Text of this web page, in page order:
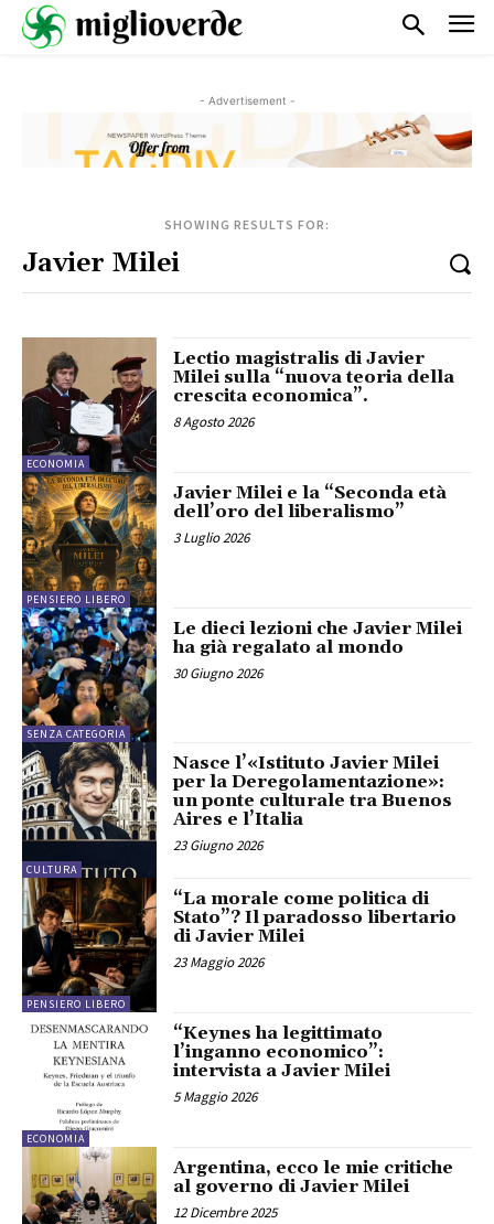
- Advertisement -
SHOWING RESULTS FOR:
ECONOMIA
Lectio magistralis di Javier
Milei sulla “nuova teoria della
crescita economica”.
8 Agosto 2026
PENSIERO LIBERO
Javier Milei e la “Seconda età
dell’oro del liberalismo”
3 Luglio 2026
SENZA CATEGORIA
Le dieci lezioni che Javier Milei
ha già regalato al mondo
30 Giugno 2026
CULTURA
Nasce l’«Istituto Javier Milei
per la Deregolamentazione»:
un ponte culturale tra Buenos
Aires e l’Italia
23 Giugno 2026
PENSIERO LIBERO
“La morale come politica di
Stato”? Il paradosso libertario
di Javier Milei
23 Maggio 2026
ECONOMIA
“Keynes ha legittimato
l’inganno economico”:
intervista a Javier Milei
5 Maggio 2026
Argentina, ecco le mie critiche
al governo di Javier Milei
12 Dicembre 2025